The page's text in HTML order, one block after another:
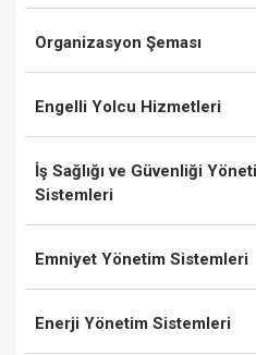
Organizasyon Şeması
Engelli Yolcu Hizmetleri
İş Sağlığı ve Güvenliği
Sistemleri
Emniyet Yönetim Sistemleri
Enerji Yönetim Sistemleri